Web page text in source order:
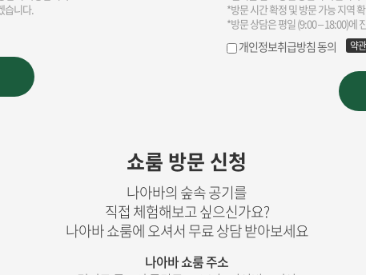
쇼룸 방문 신청
나아바의 숲속 공기를
직접 체험해보고 싶으신가요?
나아바 쇼룸에 오셔서 무료 상담 받아보세요
나아바 쇼룸 주소